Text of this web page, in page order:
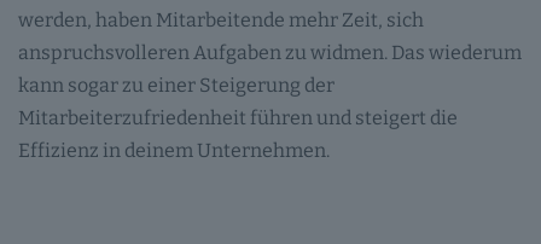
werden, haben Mitarbeitende mehr Zeit, sich
anspruchsvolleren Aufgaben zu widmen. Das wiederum
kann sogar zu einer Steigerung der
Mitarbeiterzufriedenheit führen und steigert die
Effizienz in deinem Unternehmen.